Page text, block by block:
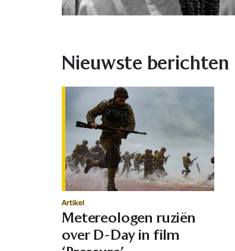
Nieuwste berichten
Artikel
Metereologen ruziën
over D-Day in film